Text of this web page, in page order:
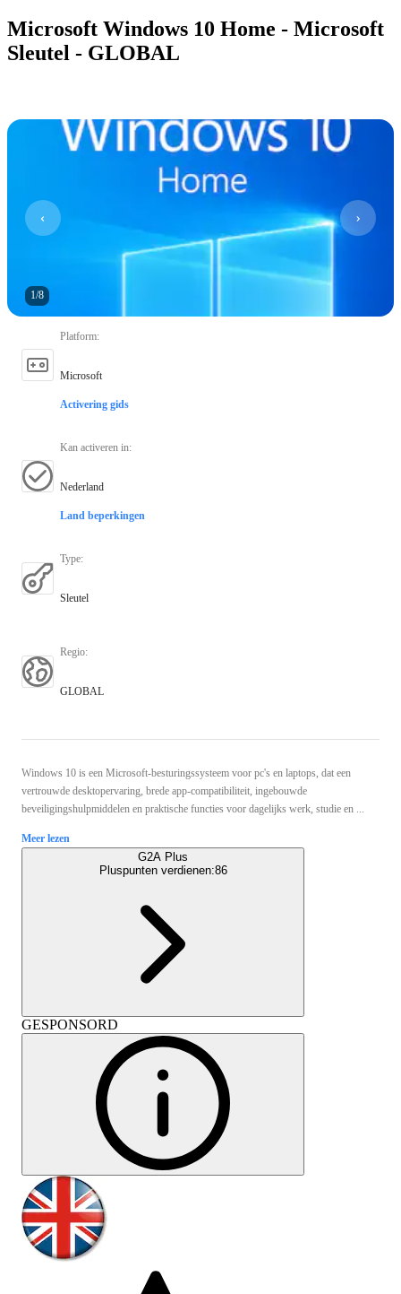
Microsoft Windows 10 Home - Microsoft
Sleutel - GLOBAL
1/8
Platform:
Microsoft
Activering gids
Kan activeren in:
Nederland
Land beperkingen
Type:
Sleutel
Regio:
GLOBAL
Windows 10 is een Microsoft-besturingssysteem voor pc's en laptops, dat een
vertrouwde desktopervaring, brede app-compatibiliteit, ingebouwde
beveiligingshulpmiddelen en praktische functies voor dagelijks werk, studie en ...
Meer lezen
G2A Plus
Pluspunten verdienen:86
GESPONSORD